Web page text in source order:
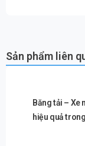
Sản phẩm liên
Băng tải – Xe
hiệu quả